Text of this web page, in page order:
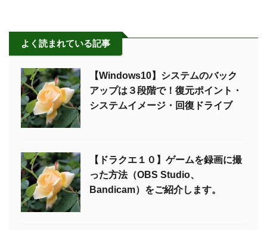
よく読まれている記事
【Windows10】システムのバック
アップは３段階で！復元ポイント・
システムイメージ・回復ドライブ
【ドラクエ１０】ゲームを録画に撮
った方法（OBS Studio、
Bandicam）をご紹介します。